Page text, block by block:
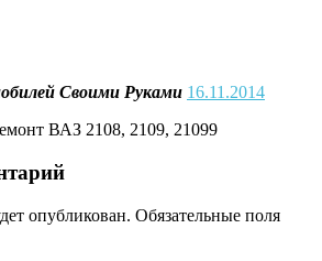
Своими Руками 16.11.2014
ВАЗ 2108, 2109, 21099
опубликован. Обязательные поля